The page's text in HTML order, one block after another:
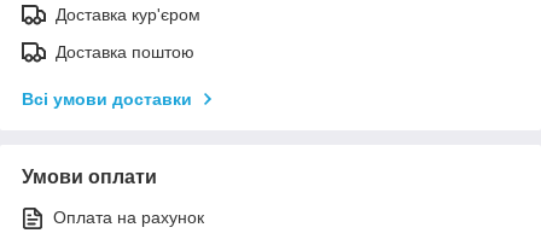
Доставка кур'єром
Доставка поштою
Всі умови доставки
Умови оплати
Оплата на рахунок